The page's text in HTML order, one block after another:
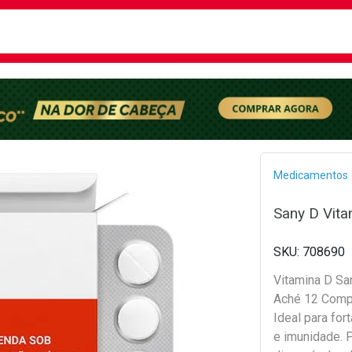
Medicamentos
Sany D
708690
Vitamina D
Aché 12
Ideal para
e imunidade.